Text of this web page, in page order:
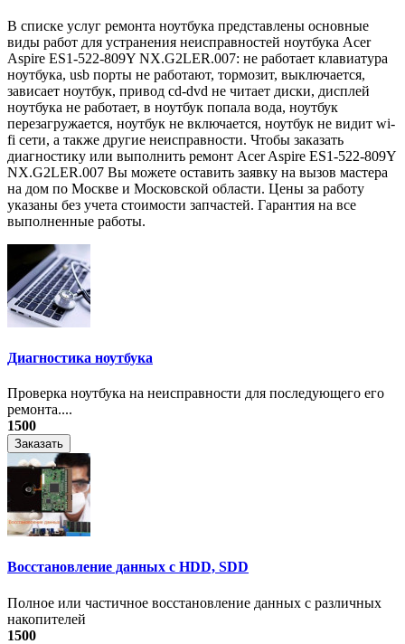
В списке услуг ремонта ноутбука представлены основные
виды работ для устранения неисправностей ноутбука Acer
Aspire ES1-522-809Y NX.G2LER.007: не работает клавиатура
ноутбука, usb порты не работают, тормозит, выключается,
зависает ноутбук, привод cd-dvd не читает диски, дисплей
ноутбука не работает, в ноутбук попала вода, ноутбук
перезагружается, ноутбук не включается, ноутбук не видит wi-
fi сети, а также другие неисправности. Чтобы заказать
диагностику или выполнить ремонт Acer Aspire ES1-522-809Y
NX.G2LER.007 Вы можете оставить заявку на вызов мастера
на дом по Москве и Московской области. Цены за работу
указаны без учета стоимости запчастей. Гарантия на все
выполненные работы.
Диагностика ноутбука
Проверка ноутбука на неисправности для последующего его
ремонта....
1500
Заказать
Восстановление данных с HDD, SDD
Полное или частичное восстановление данных с различных
накопителей
1500